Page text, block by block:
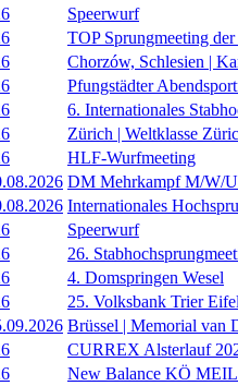
Speerwurf
TOP Sprungmeeting
Chorzów, Schlesien |
Pfungstädter
6. Internationales
Zürich | Weltklasse
HLF-Wurfmeeting
DM Mehrkampf M/W/
Internationales
Speerwurf
26.
4. Domspringen Wesel
25. Volksbank Trier
Brüssel | Memorial van
CURREX Alsterlauf
New Balance KÖ